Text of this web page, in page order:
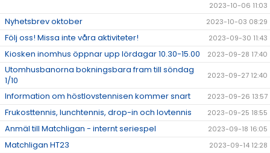
2023-10-06 11:03
Nyhetsbrev oktober 2023-10-03 08:29
Följ oss! Missa inte våra aktiviteter! 2023-09-30 11:43
Kiosken inomhus öppnar upp lördagar 10.30-15.00 2023-09-28 17:40
Utomhusbanorna bokningsbara fram till söndag
1/10
2023-09-27 12:40
Information om höstlovstennisen kommer snart 2023-09-26 13:57
Frukosttennis, lunchtennis, drop-in och lovtennis 2023-09-25 18:55
Anmäl till Matchligan - internt seriespel 2023-09-18 16:05
Matchligan HT23 2023-09-14 12:28